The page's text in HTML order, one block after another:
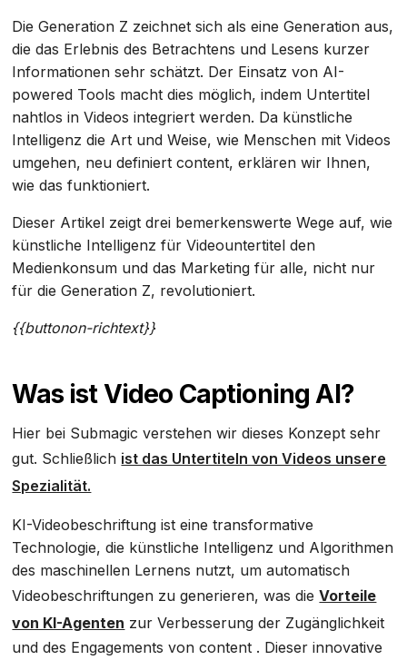
Die Generation Z zeichnet sich als eine Generation aus,
die das Erlebnis des Betrachtens und Lesens kurzer
Informationen sehr schätzt. Der Einsatz von AI-
powered Tools macht dies möglich, indem Untertitel
nahtlos in Videos integriert werden. Da künstliche
Intelligenz die Art und Weise, wie Menschen mit Videos
umgehen, neu definiert content, erklären wir Ihnen,
wie das funktioniert.
Dieser Artikel zeigt drei bemerkenswerte Wege auf, wie
künstliche Intelligenz für Videountertitel den
Medienkonsum und das Marketing für alle, nicht nur
für die Generation Z, revolutioniert.
{{buttonon-richtext}}
Was ist Video Captioning AI?
Hier bei Submagic verstehen wir dieses Konzept sehr
gut. Schließlich ist das Untertiteln von Videos unsere
Spezialität.
KI-Videobeschriftung ist eine transformative
Technologie, die künstliche Intelligenz und Algorithmen
des maschinellen Lernens nutzt, um automatisch
Videobeschriftungen zu generieren, was dieVorteile
von KI-Agenten zur Verbesserung der Zugänglichkeit
und des Engagements von content . Dieser innovative